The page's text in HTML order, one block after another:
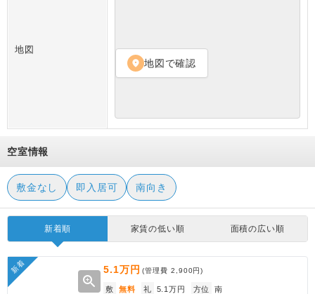
地図
location_on 地図で確認
空室情報
敷金なし 即入居可 南向き
新着順 家賃の低い順 面積の広い順
新着
zoom_in
5.1万円 (管理費2,900円)
敷 無料 礼 5.1万円 方位 南